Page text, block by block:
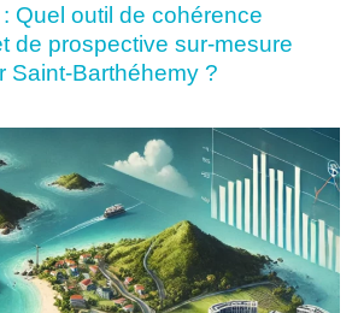
Quel outil de cohérence
de prospective sur-mesure
Saint-Barthéhemy ?